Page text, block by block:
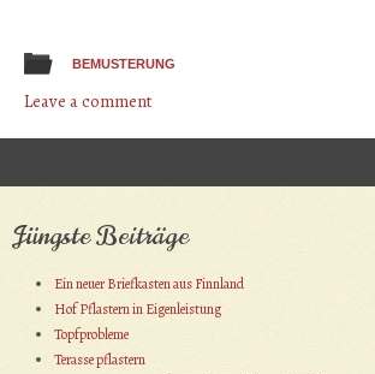
BEMUSTERUNG
Leave a comment
Post navigation
Jüngste Beiträge
Ein neuer Briefkasten aus Finnland
Hof Pflastern in Eigenleistung
Topfprobleme
Terasse pflastern